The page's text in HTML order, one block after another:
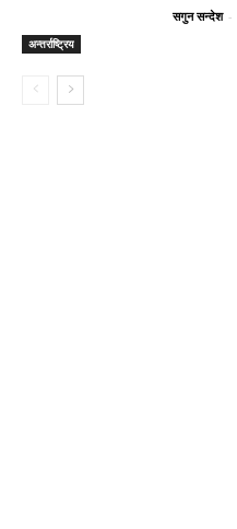
अन्तर्राष्ट्रिय
सगुन सन्देश -